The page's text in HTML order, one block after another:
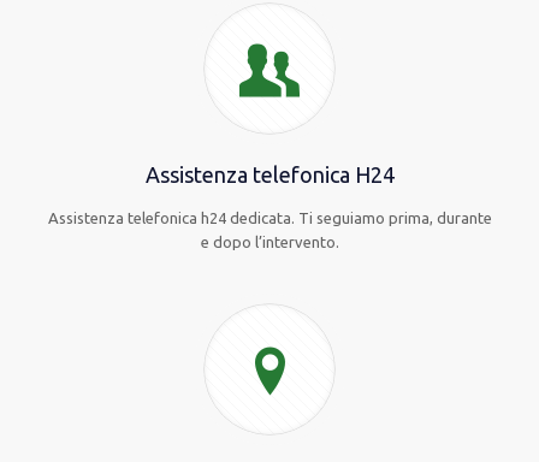
Assistenza telefonica H24
Assistenza telefonica h24 dedicata. Ti seguiamo prima, durante
e dopo l’intervento.